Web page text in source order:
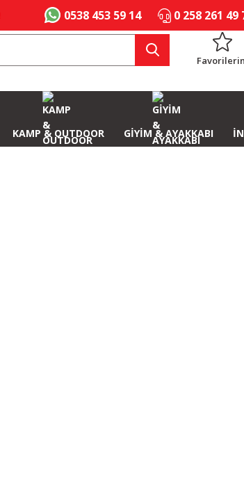
0538 453 59 14 0 258 261 49
KAMP & OUTDOOR GİYİM & AYAKKABI